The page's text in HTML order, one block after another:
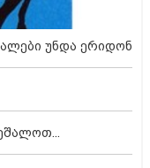
უნდა ერიდონ